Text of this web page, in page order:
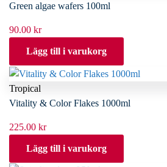
Green algae wafers 100ml
90.00 kr
Lägg till i varukorg
Tropical
Vitality & Color Flakes 1000ml
225.00 kr
Lägg till i varukorg